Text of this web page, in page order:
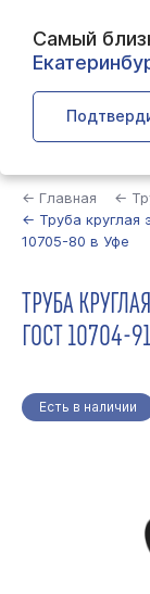
Самый
← Главная ←
← Труба круглая
10705-80 в Уфе
ТРУБА
ГОСТ 10704-
Есть в наличии